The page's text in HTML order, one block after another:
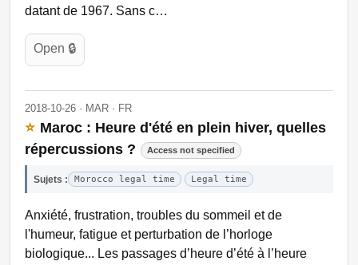
datant de 1967. Sans c…
Open 🔒
2018-10-26 · MAR · FR
⭐ Maroc : Heure d'été en plein hiver, quelles
répercussions ?
Access not specified
Sujets : Morocco legal time Legal time
Anxiété, frustration, troubles du sommeil et de
l'humeur, fatigue et perturbation de l’horloge
biologique... Les passages d’heure d’été à l’heure